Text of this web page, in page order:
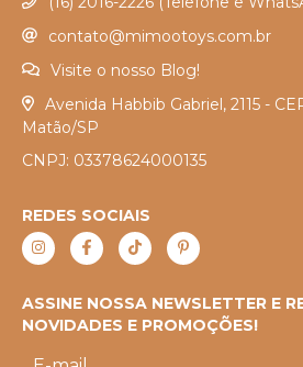
contato@mimootoys.com.br
Visite o nosso Blog!
Avenida Habbib Gabriel, 2115 -
Matão/SP
CNPJ: 03378624000135
REDES SOCIAIS
ASSINE NOSSA NEWSLETTER E
NOVIDADES E PROMOÇÕES!